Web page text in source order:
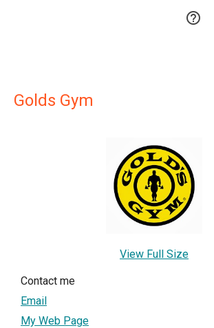

Golds Gym
View Full Size
Contact me
Email
My Web Page